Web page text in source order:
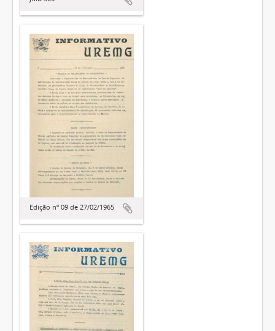
Edição nº 09 de 27/02/1965